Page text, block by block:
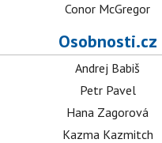
Conor McGregor
Osobnosti.cz
Andrej Babiš
Petr Pavel
Hana Zagorová
Kazma Kazmitch